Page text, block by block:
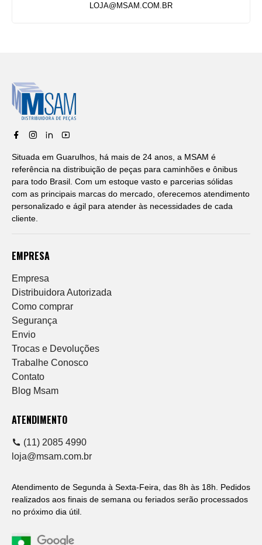
LOJA@MSAM.COM.BR
Situada em Guarulhos, há mais de 24 anos, a MSAM é
referência na distribuição de peças para caminhões e ônibus
para todo Brasil. Com um estoque vasto e parcerias sólidas
com as principais marcas do mercado, oferecemos atendimento
personalizado e ágil para atender às necessidades de cada
cliente.
EMPRESA
Empresa
Distribuidora Autorizada
Como comprar
Segurança
Envio
Trocas e Devoluções
Trabalhe Conosco
Contato
Blog Msam
ATENDIMENTO
(11) 2085 4990
loja@msam.com.br
Atendimento de Segunda à Sexta-Feira, das 8h às 18h. Pedidos
realizados aos finais de semana ou feriados serão processados
no próximo dia útil.